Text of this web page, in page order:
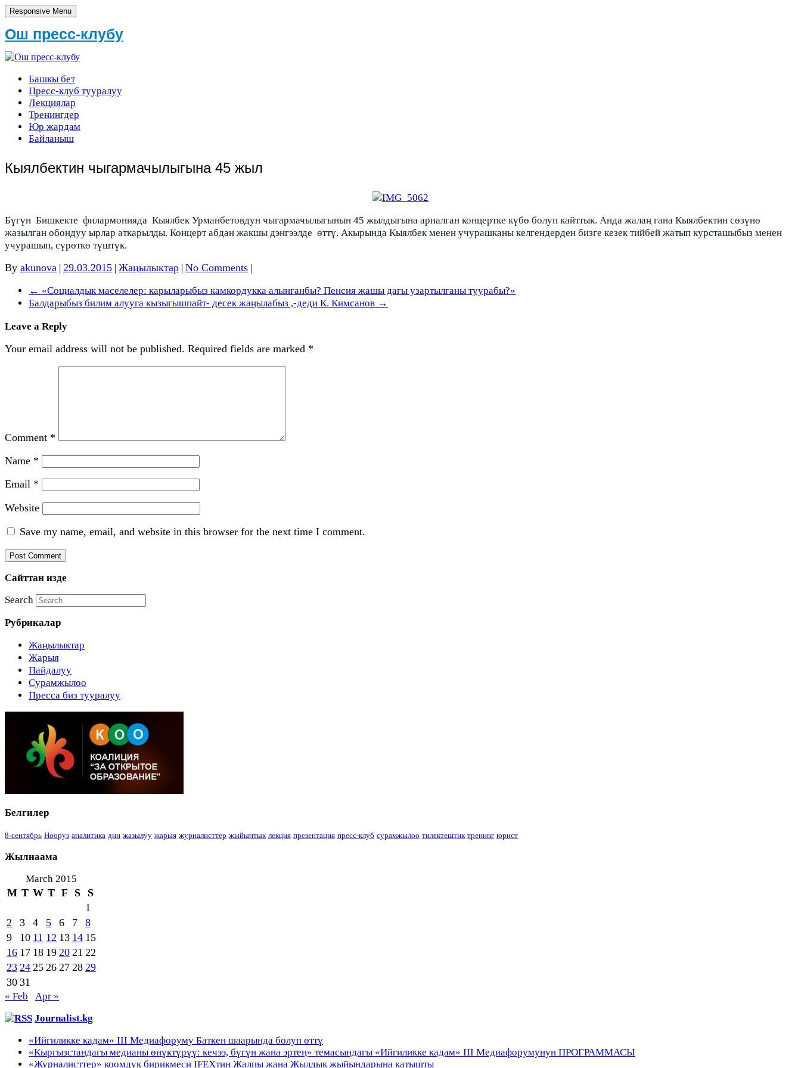
Responsive Menu
Ош пресс-клубу
Башкы бет
Пресс-клуб тууралуу
Лекциялар
Тренингдер
Юр жардам
Байланыш
Кыялбектин чыгармачылыгына 45 жыл
Бүгүн Бишкекте филармонияда Кыялбек Урманбетовдун чыгармачылыгынын 45 жылдыгына арналган концертке күбө болуп кайттык. Анда жалаң гана Кыялбектин сөзүнө
жазылган обондуу ырлар аткарылды. Концерт абдан жакшы дэнгээлде өттү. Акырында Кыялбек менен учурашканы келгендерден бизге кезек тийбей жатып курсташыбыз менен
учурашып, сүрөткө түштүк.
By akunova 29.03.2015 Жаңылыктар No Comments
← «Социалдык маселелер: карыларыбыз камкордукка алынганбы? Пенсия жашы дагы узартылганы туурабы?»
Балдарыбыз билим алууга кызыгышпайт- десек жаңылабыз ,-деди К. Кимсанов →
Leave a Reply
Your email address will not be published. Required fields are marked *
Comment *
Name *
Email *
Website
Save my name, email, and website in this browser for the next time I comment.
Сайттан изде
Search
Рубрикалар
Жаңылыктар
Жарыя
Пайдалуу
Сурамжылоо
Пресса биз тууралуу
Белгилер
8-сентябрь Нооруз аналитика дин жазылуу жарыя журналисттер жыйынтык лекция презентация пресс-клуб сурамжылоо тилектештик тренинг юрист
Жылнаама
March 2015
M T W T F S
S
1
2
3 4 5 6 7
8
9
10 11 12 13 14 15
16 17 18 19 20 21 22
23 24 25 26 27 28 29
30 31
« Feb
Apr »
Journalist.kg
«Ийгиликке кадам» III Медиафоруму Баткен шаарында болуп өттү
«Кыргызстандагы медианы өнүктүрүү: кечээ, бүгүн жана эртеӊ» темасындагы «Ийгиликке кадам» III Медиафорумунун ПРОГРАММАСЫ
«Журналисттер» коомдук бирикмеси IFEXтин Жалпы жана Жылдык жыйындарына катышты